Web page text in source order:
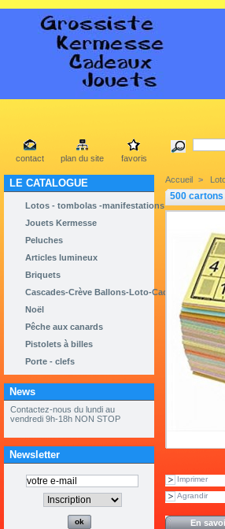
contact plan du site favoris
LE CATALOGUE
Lotos - tombolas -manifestations
Jouets Kermesse
Peluches
Articles lumineux
Briquets
Cascades-Crève Ballons-Loto-Cadeaux
Noël
Pêche aux canards
Pistolets à billes
Porte - clefs
News
« ouvert tous les samedis de mai et
juin 9h à 12h »
Newsletter
Accueil >
500 cartons
Imprimer
Agrandir
En